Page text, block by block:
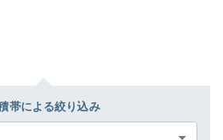
帯による絞り込み